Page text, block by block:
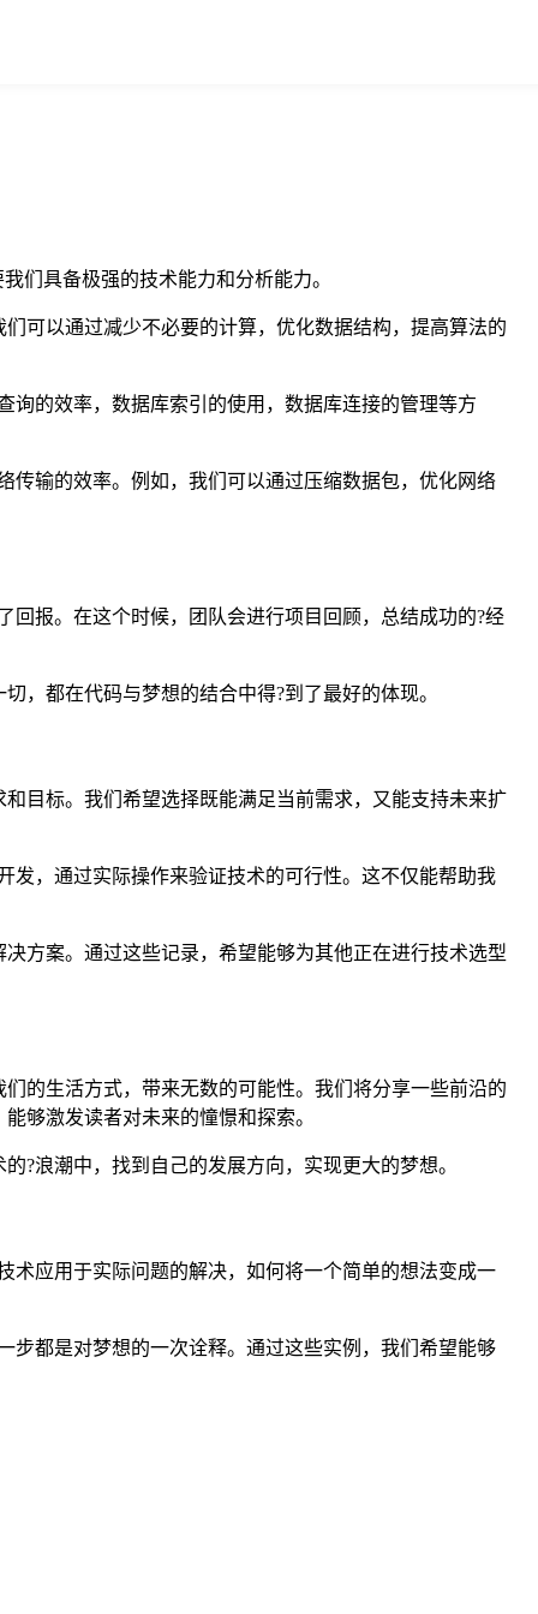
们具备极强的技术能力和分析能力。
可以通过减少不必要的计算，优化数据结构，提高算法的
询的效率，数据库索引的使用，数据库连接的管理等方
传输的效率。例如，我们可以通过压缩数据包，优化网络
报。在这个时候，团队会进行项目回顾，总结成功的?经
，都在代码与梦想的结合中得?到了最好的体现。
目标。我们希望选择既能满足当前需求，又能支持未来扩
发，通过实际操作来验证技术的可行性。这不仅能帮助我
方案。通过这些记录，希望能够为其他正在进行技术选型
的生活方式，带来无数的可能性。我们将分享一些前沿的
够激发读者对未来的憧憬和探索。
?浪潮中，找到自己的发展方向，实现更大的梦想。
术应用于实际问题的解决，如何将一个简单的想法变成一
步都是对梦想的一次诠释。通过这些实例，我们希望能够